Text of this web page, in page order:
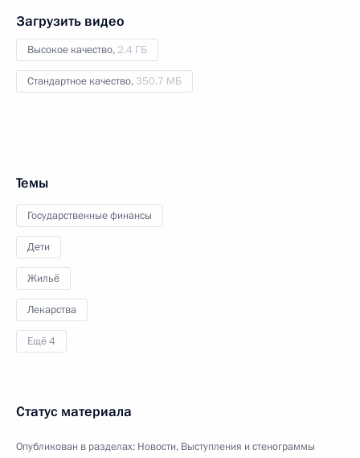
Загрузить видео
Высокое качество, 2.4 ГБ
Стандартное качество, 350.7 МБ
Темы
Государственные финансы
Дети
Жильё
Лекарства
Ещё 4
Статус материала
Опубликован в разделах: Новости, Выступления и стенограммы